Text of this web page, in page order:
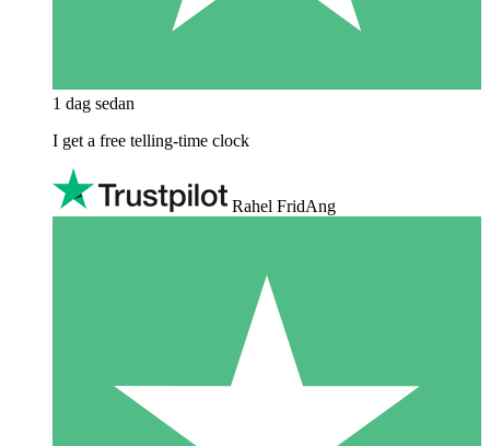
1 dag sedan
I get a free telling-time clock
Rahel FridAng